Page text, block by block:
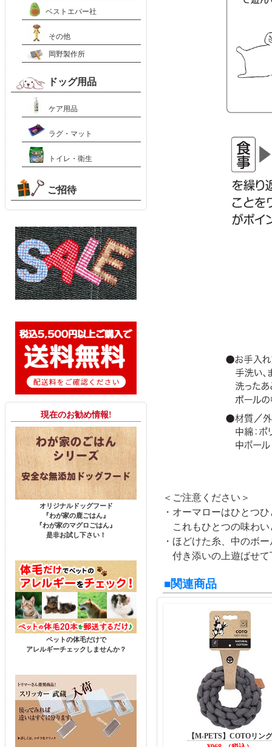
＜ご注意ください＞
・オーマローはひとつ
これもひとつの味わい
・ほどけた糸、中のボ
付き添いの上遊ばせて
■関連商品
【M-PETS】COTOリング
ベストエバー社
その他
岡野製作所
ドッグ用品
ケア用品
ラグ・マット
トイレ・衛生
ご招待
現在のお勧め情報!
オリジナルドッグフード
『わが家の鹿ごはん』
『わが家のマグロごはん』
是非お試し下さい！
ペットの体毛だけで
アレルギーチェックしませんか？